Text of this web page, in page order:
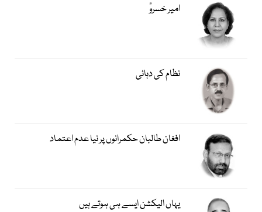
امیر خسروؒ
نظام کی دہائی
افغان طالبان حکمرانوں پر نیا عدم اعتماد
یہاں الیکشن ایسے ہی ہوتے ہیں